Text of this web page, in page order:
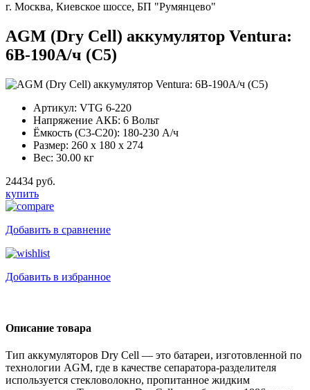
г. Москва, Киевское шоссе, БП "Румянцево"
AGM (Dry Cell) аккумулятор Ventura:
6В-190А/ч (С5)
Артикул: VTG 6-220
Напряжение АКБ: 6 Вольт
Ёмкость (С3-С20): 180-230 А/ч
Размер: 260 x 180 x 274
Вес: 30.00 кг
24434 руб.
купить
Добавить в сравнение
Добавить в избранное
Описание товара
Тип аккумуляторов Dry Cell — это батареи, изготовленной по
технологии AGM, где в качестве сепаратора-разделителя
используется стекловолокно, пропитанное жидким